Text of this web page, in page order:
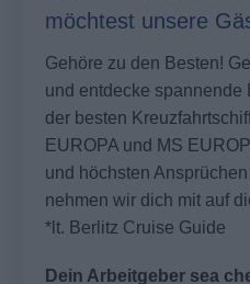
möchtest unsere
Gehöre zu den Besten!
und entdecke spannende
der besten
EUROPA und MS
und höchsten
nehmen wir dich mit auf
*lt. Berlitz Cruise Guide
Dein Arbeitgeber sea